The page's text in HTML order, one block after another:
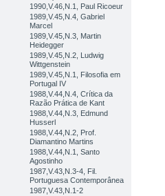
1990,V.46,N.1, Paul Ricoeur
1989,V.45,N.4, Gabriel
Marcel
1989,V.45,N.3, Martin
Heidegger
1989,V.45,N.2, Ludwig
Wittgenstein
1989,V.45,N.1, Filosofia em
Portugal IV
1988,V.44,N.4, Crítica da
Razão Prática de Kant
1988,V.44,N.3, Edmund
Husserl
1988,V.44,N.2, Prof.
Diamantino Martins
1988,V.44,N.1, Santo
Agostinho
1987,V.43,N.3-4, Fil.
Portuguesa Contemporânea
1987,V.43,N.1-2